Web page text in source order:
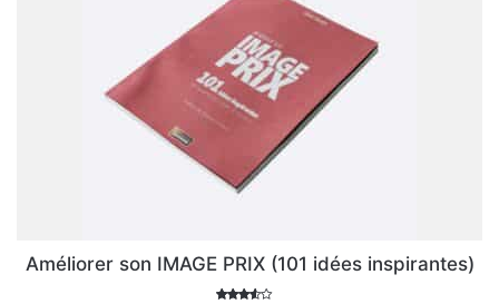
Améliorer son IMAGE PRIX (101 idées inspirantes)